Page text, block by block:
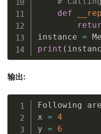
def
instance =
print (
输出:
Following
x = 4
y =
6